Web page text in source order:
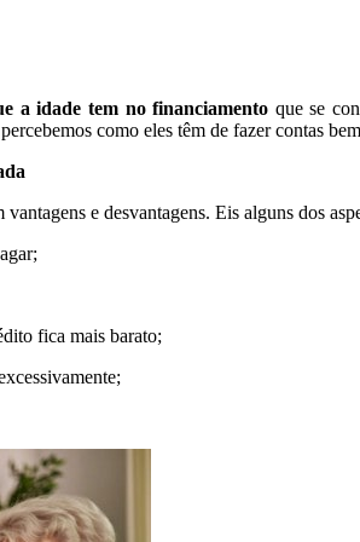
a idade tem no financiamento que se
como eles têm de fazer contas
e desvantagens. Eis alguns dos
fica mais barato;